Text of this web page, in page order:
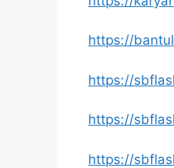
https://
https://
https://
https://